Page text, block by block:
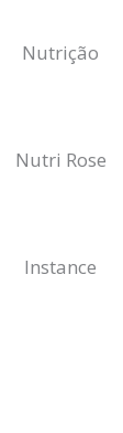
Nutrição
Nutri Rose
Instance